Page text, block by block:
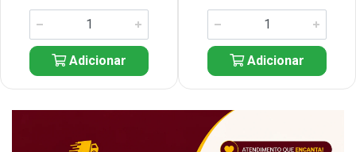
Adicionar Adicionar